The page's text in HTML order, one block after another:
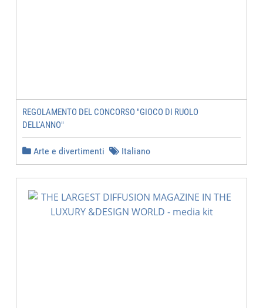
REGOLAMENTO DEL CONCORSO "GIOCO DI RUOLO
DELL'ANNO"
Arte e divertimenti Italiano